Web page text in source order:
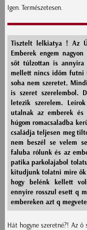
Igen. Természetesen.
Tisztelt lelkiatya ! Az
Emberek engem
sőt túlzottan is annyira
mellett nincs időm futni
soha nem szeretet.
is szeret szerelembol.
letezik szerelem.
utalnak az emberek
húgom romacsaladba
családja teljesen meg
nem beszél se velem
faluba rólunk és az
patika parkolajabol
kitudjunk tolatni mire
hogy belénk kellett
ennyire rosszul esett q
embereken azt q
Hát hogyne szeretné?! Az ő